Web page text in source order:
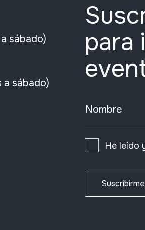
sábado)
a sábado)
para
Nombre
He leído
Suscribirme